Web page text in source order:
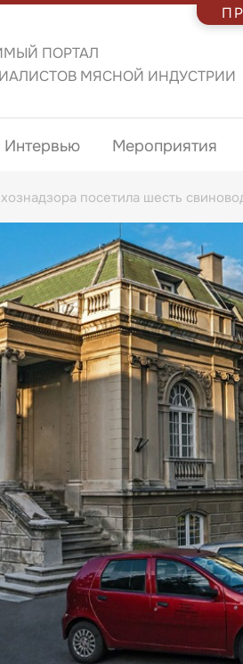
ПОРТАЛ
МЯСНОЙ ИНДУСТРИИ
Интервью Мероприятия
посетила шесть